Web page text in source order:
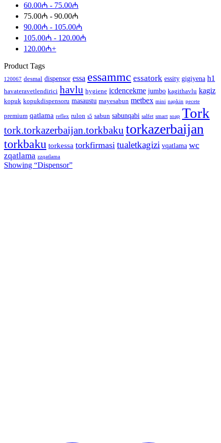
60.00₼ - 75.00₼
75.00₼ - 90.00₼
90.00₼ - 105.00₼
105.00₼ - 120.00₼
120.00₼+
Product Tags
120067 desmal dispensor essa essammc essatork essity gigiyena h1
havateravetlendirici havlu hygiene icdencekme jumbo kagithavlu kagiz
kopuk kopukdispensoru masaustu mayesabun metbex mini napkin pecete
premium qatlama reflex rulon s5 sabun sabunqabi salfet smart soap Tork
tork.torkazerbaijan.torkbaku torkazerbaijan
torkbaku torkessa torkfirmasi tualetkagizi vqatlama wc
zqatlama zzqatlama
Showing “Dispensor”